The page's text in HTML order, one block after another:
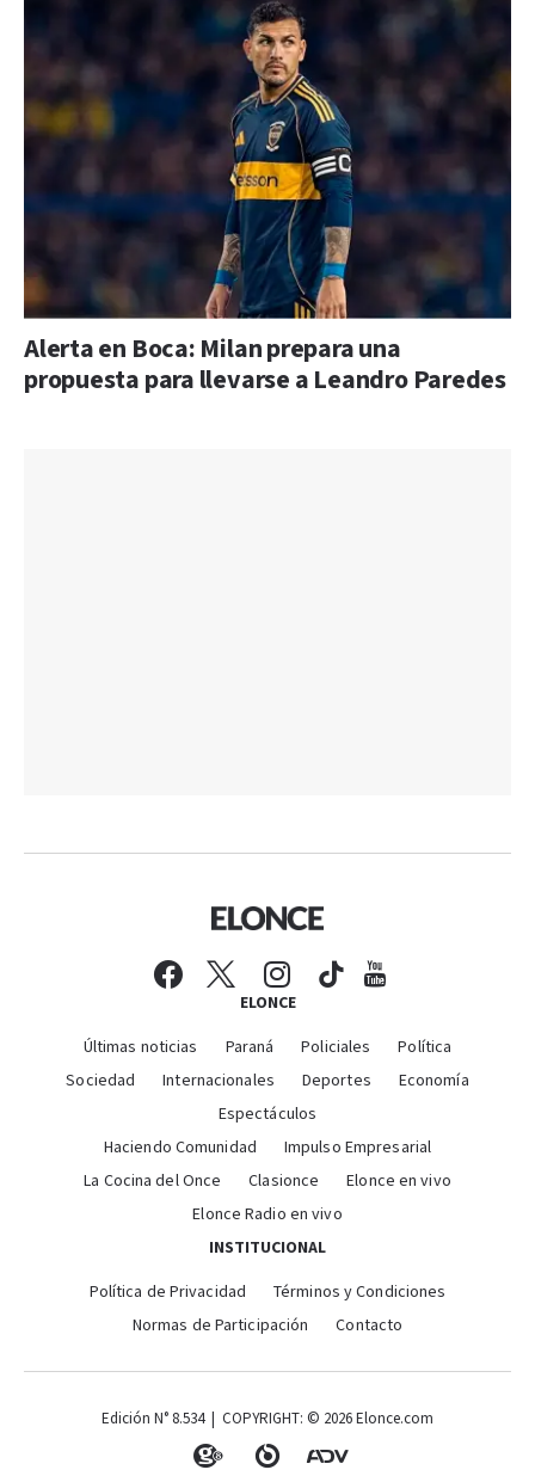
Alerta en Boca: Milan prepara una
propuesta para llevarse a Leandro Paredes
ELONCE
Últimas noticias Paraná Policiales
Política
Sociedad
Internacionales Deportes
Economía
Espectáculos
Haciendo Comunidad
Impulso Empresarial
La Cocina del Once
Clasionce
Elonce en vivo
Elonce Radio en vivo
INSTITUCIONAL
Política de Privacidad
Términos y Condiciones
Normas de Participación
Contacto
Edición N° 8.534 | COPYRIGHT: © 2026 Elonce.com